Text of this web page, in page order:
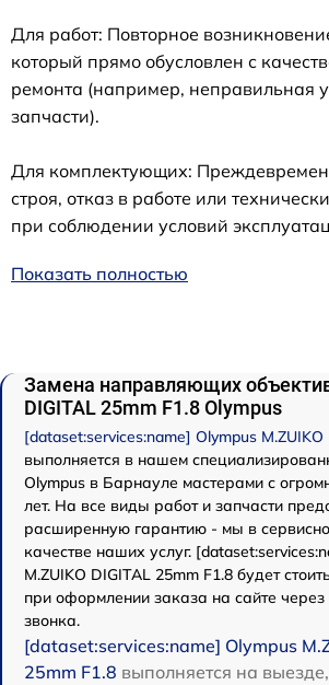
Для работ: Повторное
который прямо обусловлен с
ремонта (например, неправильная
запчасти).
Для комплектующих:
строя, отказ в работе или
при соблюдении условий
Показать полностью
Замена направляющих
DIGITAL 25mm F1.8 Olympus
[dataset:services:name] Olympus
выполняется в нашем
Olympus в Барнауле мастерами с
лет. На все виды работ и запчасти
расширенную гарантию - мы в
качестве наших услуг.
M.ZUIKO DIGITAL 25mm F1.8 будет
при оформлении заказа на сайте
звонка.
[dataset:services:name] Olympus
25mm F1.8 выполняется на